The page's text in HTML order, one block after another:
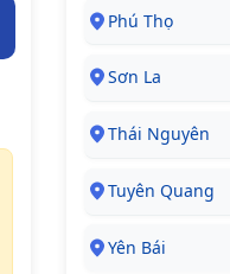
Phú Thọ
Sơn La
Thái Nguyên
Tuyên Quang
Yên Bái